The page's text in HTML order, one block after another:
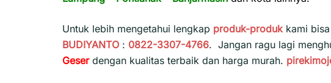
Untuk lebih mengetahui lengkap produk-produk kami
BUDIYANTO : 0822-3307-4766. Jangan ragu lagi
Geser dengan kualitas terbaik dan harga murah.